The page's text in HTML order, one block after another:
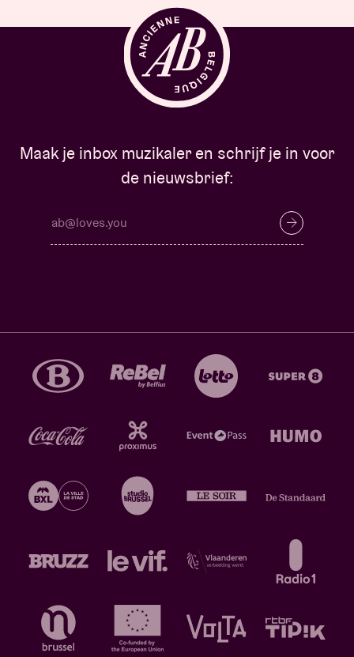
Maak je inbox muzikaler en schrijf je in voor
de nieuwsbrief: